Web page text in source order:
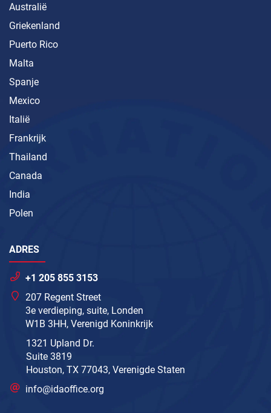
Australië
Griekenland
Puerto Rico
Malta
Spanje
Mexico
Italië
Frankrijk
Thailand
Canada
India
Polen
ADRES
+1 205 855 3153
207 Regent Street
3e verdieping, suite, Londen
W1B 3HH, Verenigd Koninkrijk
1321 Upland Dr.
Suite 3819
Houston, TX 77043, Verenigde Staten
info@idaoffice.org